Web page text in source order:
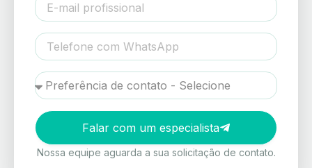
Falar com um especialista
Nossa equipe aguarda a sua solicitação de contato.